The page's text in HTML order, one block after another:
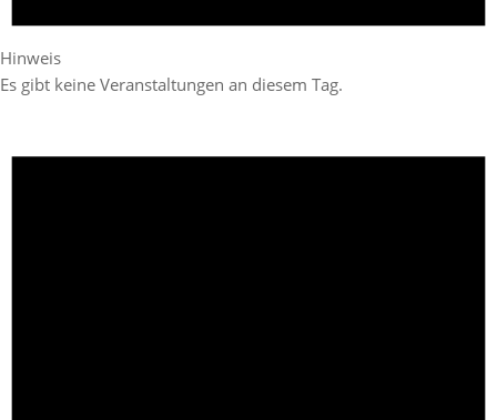
Hinweis
Es gibt keine Veranstaltungen an diesem Tag.